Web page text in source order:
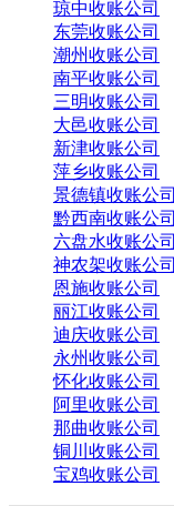
琼中收账公司
东莞收账公司
潮州收账公司
南平收账公司
三明收账公司
大邑收账公司
新津收账公司
萍乡收账公司
景德镇收账公司
黔西南收账公司
六盘水收账公司
神农架收账公司
恩施收账公司
丽江收账公司
迪庆收账公司
永州收账公司
怀化收账公司
阿里收账公司
那曲收账公司
铜川收账公司
宝鸡收账公司